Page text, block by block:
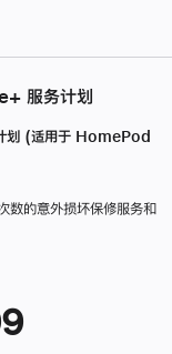
服务计划
划 (适用于 HomePod
数的意外损坏保修服务和